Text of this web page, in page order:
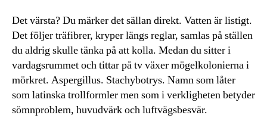
Det värsta? Du märker det sällan direkt. Vatten är listigt.
Det följer träfibrer, kryper längs reglar, samlas på ställen
du aldrig skulle tänka på att kolla. Medan du sitter i
vardagsrummet och tittar på tv växer mögelkolonierna i
mörkret. Aspergillus. Stachybotrys. Namn som låter
som latinska trollformler men som i verkligheten betyder
sömnproblem, huvudvärk och luftvägsbesvär.